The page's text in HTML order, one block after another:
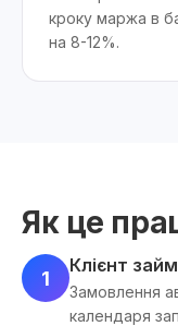
кроку маржа в
на 8-12%.
Як це
1
Клієнт
Замовлення
календаря